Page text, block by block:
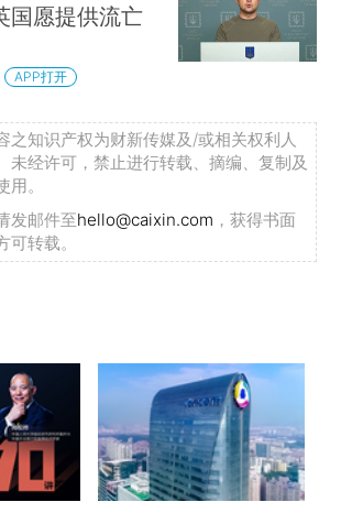
国愿提供流亡
APP打开
之知识产权为财新传媒及/或相关权利人
未经许可，禁止进行转载、摘编、复制及
。
发邮件至hello@caixin.com ，获得书面
转载。